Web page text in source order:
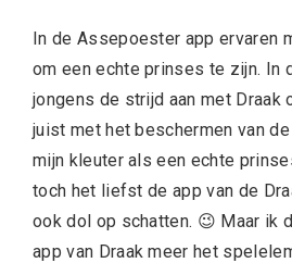
In de Assepoester app ervaren
om een echte prinses te zijn. In
jongens de strijd aan met Draak
juist met het beschermen van
mijn kleuter als een echte
toch het liefst de app van de
ook dol op schatten. 😉 Maar ik
app van Draak meer het